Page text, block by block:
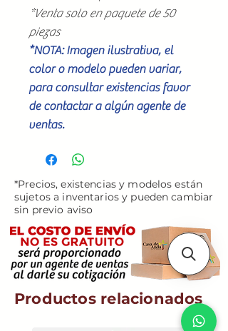
*Venta solo en paquete de 50
piezas
*NOTA: Imagen ilustrativa, el
color o modelo pueden variar,
para consultar existencias favor
de contactar a algún agente de
ventas.
*Precios, existencias y modelos están
sujetos a inventarios y pueden cambiar
sin previo aviso
Productos relacionados